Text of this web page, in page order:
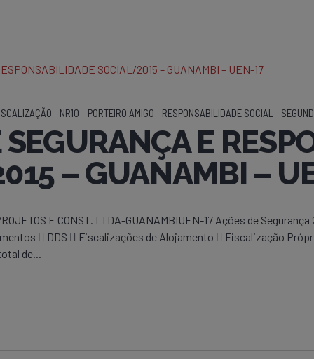
NR10 PORTEIRO AMIGO RESPONSABILIDADE SOCIAL
SEGURANÇA E
– GUANAMBI –
E CONST. LTDA-GUANAMBIUEN-17 Ações de
 DDS  Fiscalizações de Alojamento  Fiscalização
de...